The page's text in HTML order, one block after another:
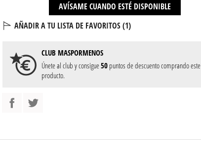
AVÍSAME CUANDO ESTÉ DISPONIBLE
AÑADIR A TU LISTA DE FAVORITOS (1)
CLUB MASPORMENOS
Únete al club y consigue50puntos de descuento comprando este
producto.